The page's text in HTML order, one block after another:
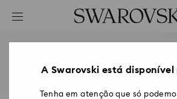
Accesskeys list
2 - RodapéA Swarovski está disponível
Tenha em atenção que só